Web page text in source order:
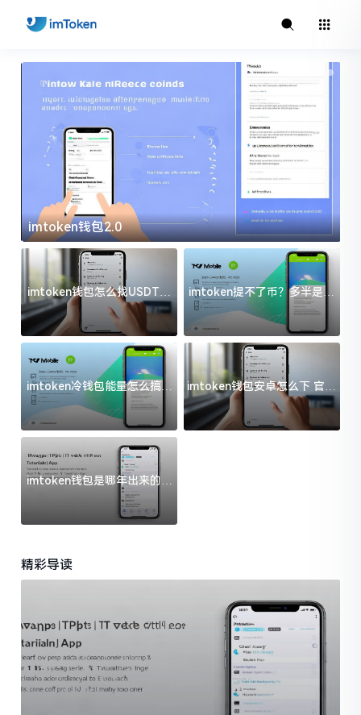
imtoken钱包2.0
imtoken钱包怎么找USDT地
址？三步搞定不踩坑
imtoken提不了币？多半是这
几件事没处理好
imtoken冷钱包能量怎么搞？
过来人告诉你门道
imtoken钱包安卓怎么下 官方
渠道避坑指南
imtoken钱包是哪年出来的？
一文给你说清楚
精彩导读